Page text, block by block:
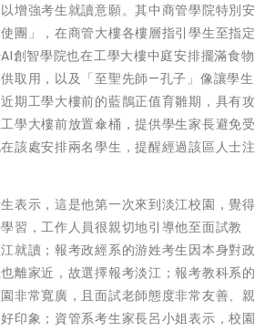
增強考生就讀意願。其中商管學院特別安
團」，在商管大樓各樓層指引學生至指定
創智學院也在工學大樓中庭安排擺滿食物
取用，以及「至聖先師—孔子」像讓學生
期工學大樓前的藍鵲正值育雛期，具有攻
學大樓前放置傘桶，提供學生家長避免受
該處安排兩名學生，提醒經過該區人士注
表示，這是他第一次來到淡江校園，覺得
習，工作人員很親切地引導他至面試教
就讀；報考政經系的游姓考生因本身對政
離家近，故選擇報考淡江；報考教科系的
非常寬廣，且面試老師態度非常友善、親
印象；資管系考生家長呂小姐表示，校園